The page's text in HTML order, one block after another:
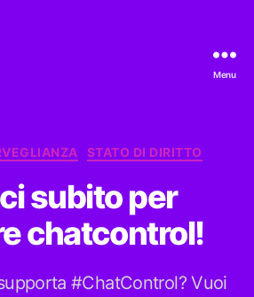
Menu
Categorie
STATO DI DIRITTO
subito per
chatcontrol!
#ChatControl? Vuoi